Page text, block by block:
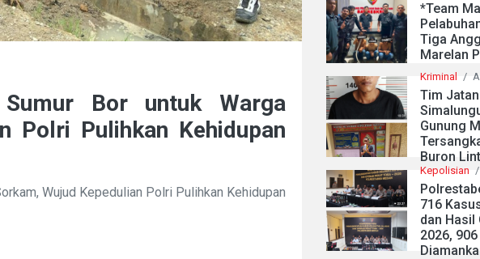
Bor untuk Warga
Polri Pulihkan Kehidupan
Wujud Kepedulian Polri Pulihkan Kehidupan
*Team
Tiga
Marelan
Kriminal /
Tim
Gunung
Buron
Kepolisian /
716
dan Hasil
2026,